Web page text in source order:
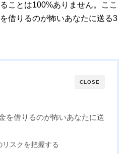
ことは100%ありません。ここ
借りるのが怖いあなたに送る3
CLOSE
を借りるのが怖いあなたに送
スクを把握する